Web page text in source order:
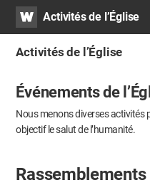
WATVActivités de l’Église
Activités de l’Église
Événements de
Nous menons diverses activités
objectif le salut de l’humanité.